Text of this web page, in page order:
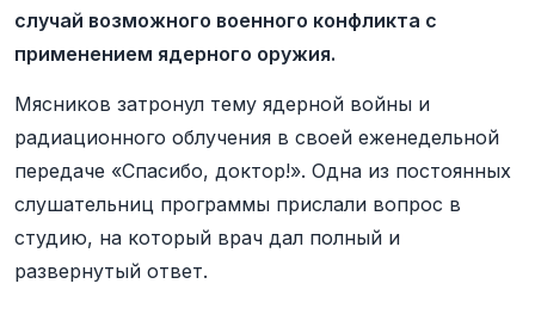
случай возможного военного конфликта с
применением ядерного оружия.
Мясников затронул тему ядерной войны и
радиационного облучения в своей еженедельной
передаче «Спасибо, доктор!». Одна из постоянных
слушательниц программы прислали вопрос в
студию, на который врач дал полный и
развернутый ответ.